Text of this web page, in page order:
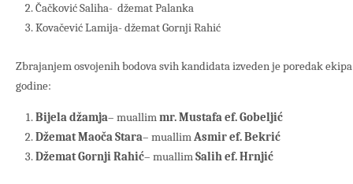
Čačković Saliha- džemat Palanka
Kovačević Lamija- džemat Gornji Rahić
Zbrajanjem osvojenih bodova svih kandidata izveden je poredak
godine:
Bijela džamja– muallimmr. Mustafa ef. Gobeljić
Džemat Maoča Stara– muallimAsmir ef. Bekrić
Džemat Gornji Rahić– muallimSalih ef. Hrnjić